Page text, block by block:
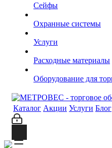
Сейфы
Охранные системы
Услуги
Расходные материалы
Оборудование для
Каталог Акции Услуги Блог